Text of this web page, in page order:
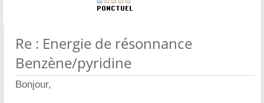
Re : Energie de résonnance
Benzène/pyridine
Bonjour,